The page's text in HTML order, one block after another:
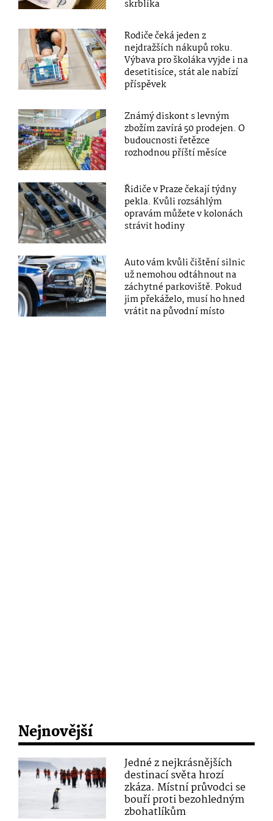
skrblíka
Rodiče čeká jeden z
nejdražších nákupů roku.
Výbava pro školáka vyjde i na
desetitisíce, stát ale nabízí
příspěvek
Známý diskont s levným
zbožím zavírá 50 prodejen. O
budoucnosti řetězce
rozhodnou příští měsíce
Řidiče v Praze čekají týdny
pekla. Kvůli rozsáhlým
opravám můžete v kolonách
strávit hodiny
Auto vám kvůli čištění silnic
už nemohou odtáhnout na
záchytné parkoviště. Pokud
jim překáželo, musí ho hned
vrátit na původní místo
Nejnovější
Jedné z nejkrásnějších
destinací světa hrozí
zkáza. Místní průvodci se
bouří proti bezohledným
zbohatlíkům